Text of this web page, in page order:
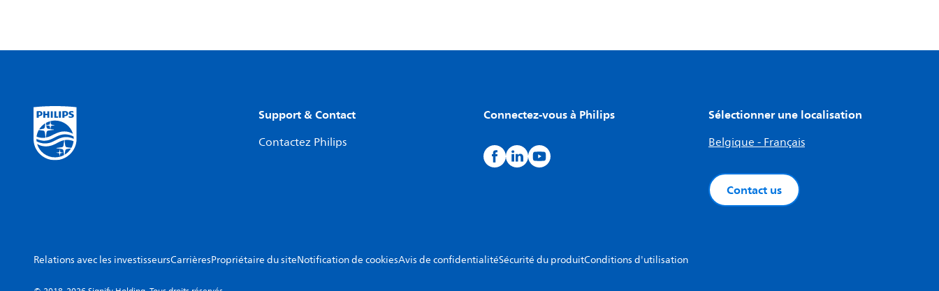
Support & Contact
Contactez Philips
Connectez-vous à Philips Sélectionner une localisation
Belgique - Français
Contact us
Relations avec les investisseursCarrièresPropriétaire du siteNotification de cookiesAvis de confidentialitéSécurité du produitConditions d'utilisation